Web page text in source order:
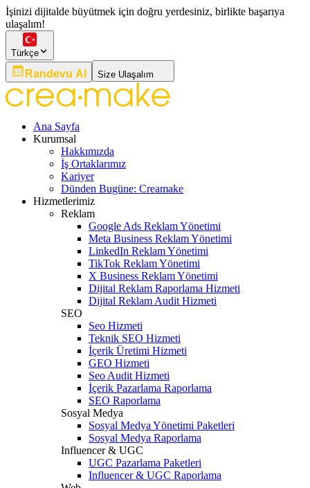
İşinizi dijitalde büyütmek için doğru yerdesiniz, birlikte başarıya
ulaşalım!
Türkçe
Randevu Al Size Ulaşalım
Ana Sayfa
Kurumsal
Hakkımızda
İş Ortaklarımız
Kariyer
Dünden Bugüne: Creamake
Hizmetlerimiz
Reklam
Google Ads Reklam Yönetimi
Meta Business Reklam Yönetimi
LinkedIn Reklam Yönetimi
TikTok Reklam Yönetimi
X Business Reklam Yönetimi
Dijital Reklam Raporlama Hizmeti
Dijital Reklam Audit Hizmeti
SEO
Seo Hizmeti
Teknik SEO Hizmeti
İçerik Üretimi Hizmeti
GEO Hizmeti
Seo Audit Hizmeti
İçerik Pazarlama Raporlama
SEO Raporlama
Sosyal Medya
Sosyal Medya Yönetimi Paketleri
Sosyal Medya Raporlama
Influencer & UGC
UGC Pazarlama Paketleri
Influencer & UGC Raporlama